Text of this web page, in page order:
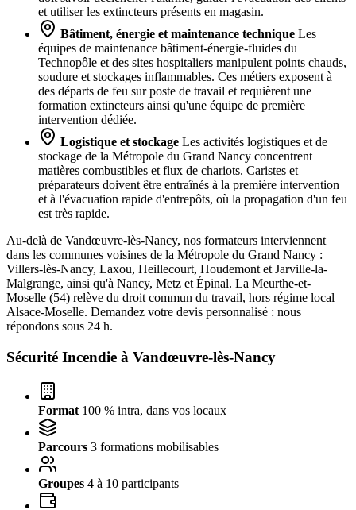
et utiliser les extincteurs présents en magasin.
Bâtiment, énergie et maintenance technique Les
équipes de maintenance bâtiment-énergie-fluides du
Technopôle et des sites hospitaliers manipulent points chauds,
soudure et stockages inflammables. Ces métiers exposent à
des départs de feu sur poste de travail et requièrent une
formation extincteurs ainsi qu'une équipe de première
intervention dédiée.
Logistique et stockage Les activités logistiques et de
stockage de la Métropole du Grand Nancy concentrent
matières combustibles et flux de chariots. Caristes et
préparateurs doivent être entraînés à la première intervention
et à l'évacuation rapide d'entrepôts, où la propagation d'un feu
est très rapide.
Au-delà de Vandœuvre-lès-Nancy, nos formateurs interviennent
dans les communes voisines de la Métropole du Grand Nancy :
Villers-lès-Nancy, Laxou, Heillecourt, Houdemont et Jarville-la-
Malgrange, ainsi qu'à Nancy, Metz et Épinal. La Meurthe-et-
Moselle (54) relève du droit commun du travail, hors régime local
Alsace-Moselle. Demandez votre devis personnalisé : nous
répondons sous 24 h.
Sécurité Incendie à Vandœuvre-lès-Nancy
Format 100 % intra, dans vos locaux
Parcours 3 formations mobilisables
Groupes 4 à 10 participants